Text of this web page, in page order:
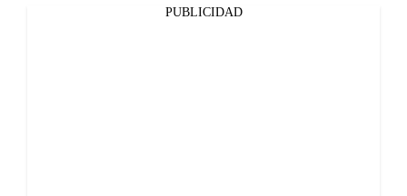
PUBLICIDAD